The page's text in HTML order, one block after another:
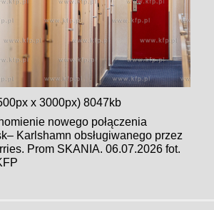
x 3000px) 8047kb
nowego połączenia
Karlshamn obsługiwanego przez
Prom SKANIA. 06.07.2026 fot.